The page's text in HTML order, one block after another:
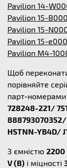
Pavilion 14-
Pavilion 15-
Pavilion 15-
Pavilion 15-
Pavilion M4-
Щоб
порівняйте
парт-номерами
728248-221/
HSTNN-YB4D/
З ємністю 2200
V (В) і міцності